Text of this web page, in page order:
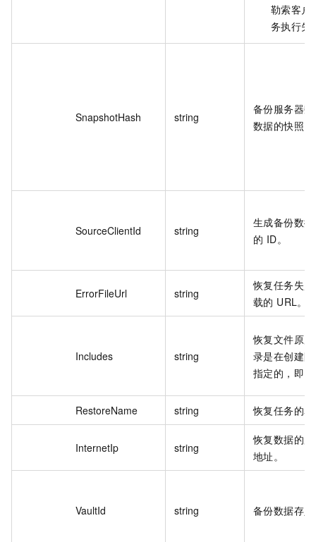
勒索客户
务执行失
SnapshotHash string
备份服务器
数据的快照
SourceClientId string
生成备份数
的 ID。
ErrorFileUrl string
恢复任务失
载的 URL。
Includes string
恢复文件原
录是在创建
指定的，即
RestoreName string 恢复任务的
InternetIp string
恢复数据的
地址。
VaultId string 备份数据存